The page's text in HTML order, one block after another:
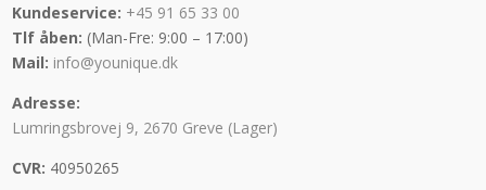
Kundeservice: +45 91 65 33 00
Tlf åben: (Man-Fre: 9:00 – 17:00)
Mail: info@younique.dk
Adresse:
Lumringsbrovej 9, 2670 Greve (Lager)
CVR: 40950265